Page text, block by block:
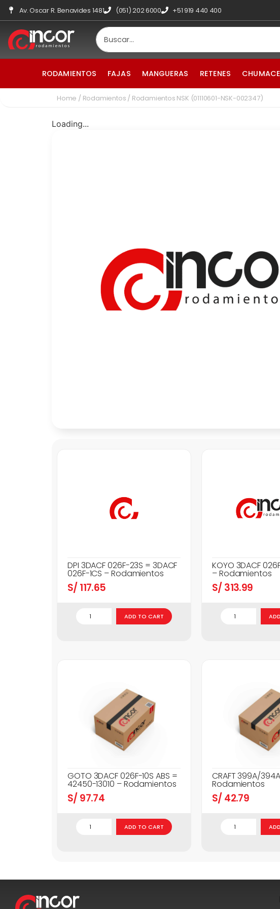
Av. Oscar R. Benavides 1481 (051) 202 6000 +51 919 440 400
RODAMIENTOS FAJAS MANGUERAS RETENES
Home / Rodamientos / Rodamientos NSK (01110601-NSK-002347)
Loading...
DPI 3DACF 026F-23S = 3DACF
026F-1CS – Rodamientos
S/ 117.65
ADD TO CART
KOYO 3DACF
– Rodamientos
S/ 313.99
GOTO 3DACF 026F-10S ABS =
42450-13010 – Rodamientos
S/ 97.74
ADD TO CART
CRAFT 399A/
Rodamientos
S/ 42.79